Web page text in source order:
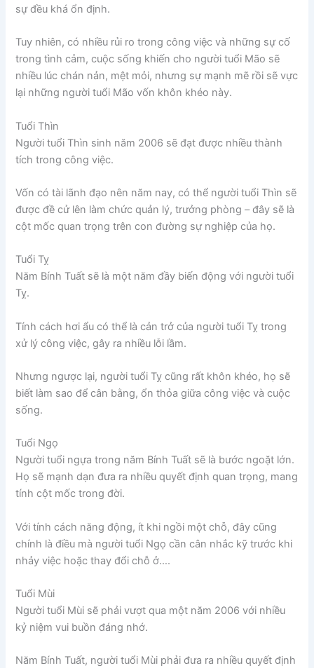
sự đều khá ổn định.
Tuy nhiên, có nhiều rủi ro trong công việc và những sự cố
trong tình cảm, cuộc sống khiến cho người tuổi Mão sẽ
nhiều lúc chán nản, mệt mỏi, nhưng sự mạnh mẽ rồi sẽ vực
lại những người tuổi Mão vốn khôn khéo này.
Tuổi Thìn
Người tuổi Thìn sinh năm 2006 sẽ đạt được nhiều thành
tích trong công việc.
Vốn có tài lãnh đạo nên năm nay, có thể người tuổi Thìn sẽ
được đề cử lên làm chức quản lý, trưởng phòng – đây sẽ là
cột mốc quan trọng trên con đường sự nghiệp của họ.
Tuổi Tỵ
Năm Bính Tuất sẽ là một năm đầy biến động với người tuổi
Tỵ.
Tính cách hơi ẩu có thể là cản trở của người tuổi Tỵ trong
xử lý công việc, gây ra nhiều lỗi lầm.
Nhưng ngược lại, người tuổi Tỵ cũng rất khôn khéo, họ sẽ
biết làm sao để cân bằng, ổn thỏa giữa công việc và cuộc
sống.
Tuổi Ngọ
Người tuổi ngựa trong năm Bính Tuất sẽ là bước ngoặt lớn.
Họ sẽ mạnh dạn đưa ra nhiều quyết định quan trọng, mang
tính cột mốc trong đời.
Với tính cách năng động, ít khi ngồi một chỗ, đây cũng
chính là điều mà người tuổi Ngọ cần cân nhắc kỹ trước khi
nhảy việc hoặc thay đổi chỗ ở….
Tuổi Mùi
Người tuổi Mùi sẽ phải vượt qua một năm 2006 với nhiều
kỷ niệm vui buồn đáng nhớ.
Năm Bính Tuất, người tuổi Mùi phải đưa ra nhiều quyết định